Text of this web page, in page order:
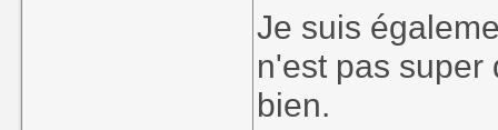
Je suis
n'est pas super
bien.